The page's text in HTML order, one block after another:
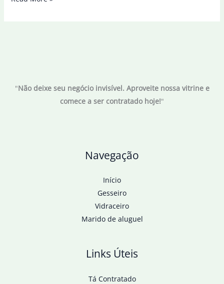
carro
"Não deixe seu negócio invisível. Aproveite nossa vitrine e
comece a ser contratado hoje!"
Navegação
Início
Gesseiro
Vidraceiro
Marido de aluguel
Links Úteis
Tá Contratado